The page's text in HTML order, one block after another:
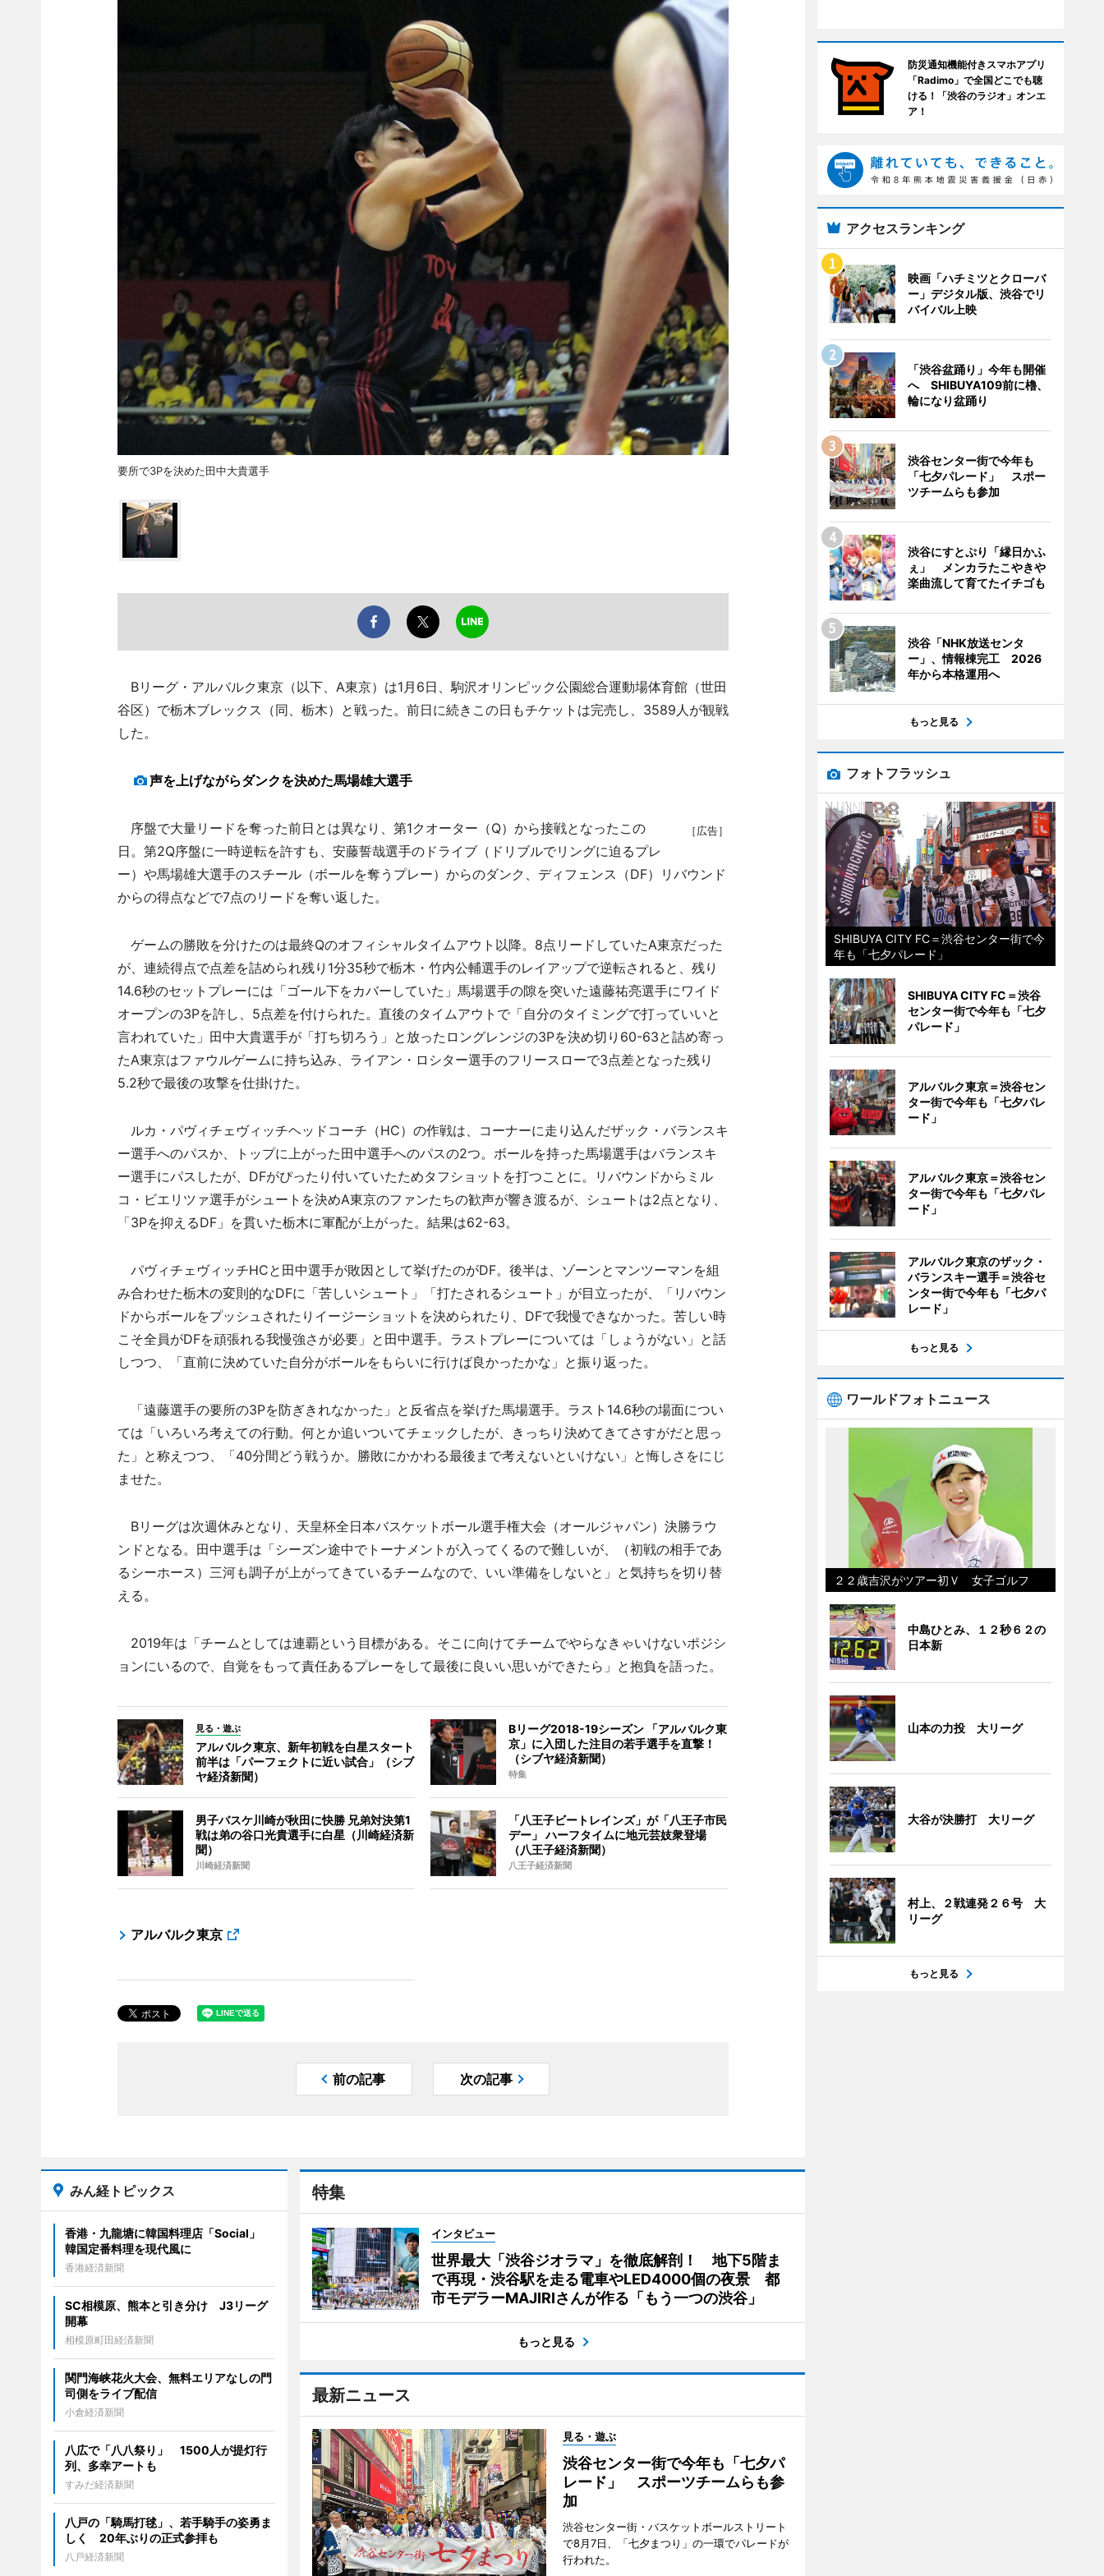
要所で3Pを決めた田中大貴選手
Bリーグ・アルバルク東京（以下、A東京）は1月6日、駒沢オリンピック公園総合運動場体育館（世田
谷区）で栃木ブレックス（同、栃木）と戦った。前日に続きこの日もチケットは完売し、3589人が観戦
した。
声を上げながらダンクを決めた馬場雄大選手
［広告］
序盤で大量リードを奪った前日とは異なり、第1クオーター（Q）から接戦となったこの
日。第2Q序盤に一時逆転を許すも、安藤誓哉選手のドライブ（ドリブルでリングに迫るプレ
ー）や馬場雄大選手のスチール（ボールを奪うプレー）からのダンク、ディフェンス（DF）リバウンド
からの得点などで7点のリードを奪い返した。
ゲームの勝敗を分けたのは最終Qのオフィシャルタイムアウト以降。8点リードしていたA東京だった
が、連続得点で点差を詰められ残り1分35秒で栃木・竹内公輔選手のレイアップで逆転されると、残り
14.6秒のセットプレーには「ゴール下をカバーしていた」馬場選手の隙を突いた遠藤祐亮選手にワイド
オープンの3Pを許し、5点差を付けられた。直後のタイムアウトで「自分のタイミングで打っていいと
言われていた」田中大貴選手が「打ち切ろう」と放ったロングレンジの3Pを決め切り60-63と詰め寄っ
たA東京はファウルゲームに持ち込み、ライアン・ロシター選手のフリースローで3点差となった残り
5.2秒で最後の攻撃を仕掛けた。
ルカ・パヴィチェヴィッチヘッドコーチ（HC）の作戦は、コーナーに走り込んだザック・バランスキ
ー選手へのパスか、トップに上がった田中選手へのパスの2つ。ボールを持った馬場選手はバランスキ
ー選手にパスしたが、DFがぴったり付いていたためタフショットを打つことに。リバウンドからミル
コ・ビエリツァ選手がシュートを決めA東京のファンたちの歓声が響き渡るが、シュートは2点となり、
「3Pを抑えるDF」を貫いた栃木に軍配が上がった。結果は62-63。
パヴィチェヴィッチHCと田中選手が敗因として挙げたのがDF。後半は、ゾーンとマンツーマンを組
み合わせた栃木の変則的なDFに「苦しいシュート」「打たされるシュート」が目立ったが、「リバウン
ドからボールをプッシュされたりイージーショットを決められたり、DFで我慢できなかった。苦しい時
こそ全員がDFを頑張れる我慢強さが必要」と田中選手。ラストプレーについては「しょうがない」と話
しつつ、「直前に決めていた自分がボールをもらいに行けば良かったかな」と振り返った。
「遠藤選手の要所の3Pを防ぎきれなかった」と反省点を挙げた馬場選手。ラスト14.6秒の場面につい
ては「いろいろ考えての行動。何とか追いついてチェックしたが、きっちり決めてきてさすがだと思っ
た」と称えつつ、「40分間どう戦うか。勝敗にかかわる最後まで考えないといけない」と悔しさをにじ
ませた。
Bリーグは次週休みとなり、天皇杯全日本バスケットボール選手権大会（オールジャパン）決勝ラウ
ンドとなる。田中選手は「シーズン途中でトーナメントが入ってくるので難しいが、（初戦の相手であ
るシーホース）三河も調子が上がってきているチームなので、いい準備をしないと」と気持ちを切り替
える。
2019年は「チームとしては連覇という目標がある。そこに向けてチームでやらなきゃいけないポジシ
ョンにいるので、自覚をもって責任あるプレーをして最後に良いい思いができたら」と抱負を語った。
見る・遊ぶ
アルバルク東京、新年初戦を白星スタート
前半は「パーフェクトに近い試合」（シブ
ヤ経済新聞）
Bリーグ2018-19シーズン 「アルバルク東
京」に入団した注目の若手選手を直撃！
（シブヤ経済新聞）
特集
男子バスケ川崎が秋田に快勝 兄弟対決第1
戦は弟の谷口光貴選手に白星（川崎経済新
聞）
川崎経済新聞
「八王子ビートレインズ」が「八王子市民
デー」 ハーフタイムに地元芸妓衆登場
（八王子経済新聞）
八王子経済新聞
アルバルク東京
前の記事 次の記事
特集
インタビュー
世界最大「渋谷ジオラマ」を徹底解剖！ 地下5階ま
で再現・渋谷駅を走る電車やLED4000個の夜景 都
市モデラーMAJIRIさんが作る「もう一つの渋谷」
もっと見る
最新ニュース
見る・遊ぶ
渋谷センター街で今年も「七夕パ
レード」 スポーツチームらも参
加
渋谷センター街・バスケットボールストリート
で8月7日、「七夕まつり」の一環でパレードが
行われた。
みん経トピックス
香港・九龍塘に韓国料理店「Social」
韓国定番料理を現代風に
香港経済新聞
SC相模原、熊本と引き分け J3リーグ
開幕
相模原町田経済新聞
関門海峡花火大会、無料エリアなしの門
司側をライブ配信
小倉経済新聞
八広で「八八祭り」 1500人が提灯行
列、多幸アートも
すみだ経済新聞
八戸の「騎馬打毬」、若手騎手の姿勇ま
しく 20年ぶりの正式参拝も
八戸経済新聞
防災通知機能付きスマホアプリ
「Radimo」で全国どこでも聴
ける！「渋谷のラジオ」オンエ
ア！
アクセスランキング
映画「ハチミツとクローバ
ー」デジタル版、渋谷でリ
バイバル上映
「渋谷盆踊り」今年も開催
へ SHIBUYA109前に櫓、
輪になり盆踊り
渋谷センター街で今年も
「七夕パレード」 スポー
ツチームらも参加
渋谷にすとぷり「縁日かふ
ぇ」 メンカラたこやきや
楽曲流して育てたイチゴも
渋谷「NHK放送センタ
ー」、情報棟完工 2026
年から本格運用へ
もっと見る
フォトフラッシュ
SHIBUYA CITY FC＝渋谷センター街で今
年も「七夕パレード」
SHIBUYA CITY FC＝渋谷
センター街で今年も「七夕
パレード」
アルバルク東京＝渋谷セン
ター街で今年も「七夕パレ
ード」
アルバルク東京＝渋谷セン
ター街で今年も「七夕パレ
ード」
アルバルク東京のザック・
バランスキー選手＝渋谷セ
ンター街で今年も「七夕パ
レード」
もっと見る
ワールドフォトニュース
２２歳吉沢がツアー初Ｖ 女子ゴルフ
中島ひとみ、１２秒６２の
日本新
山本の力投 大リーグ
大谷が決勝打 大リーグ
村上、２戦連発２６号 大
リーグ
もっと見る